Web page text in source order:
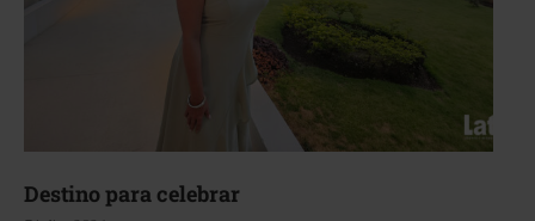
Destino para celebrar